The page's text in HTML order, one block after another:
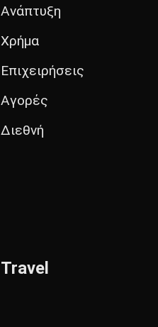
Ανάπτυξη
Χρήμα
Επιχειρήσεις
Αγορές
Διεθνή
Travel